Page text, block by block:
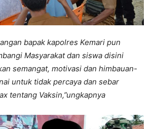
bapak kapolres Kemari pun
Masyarakat dan siswa disini
semangat, motivasi dan himbauan-
untuk tidak percaya dan sebar
tentang Vaksin,”ungkapnya